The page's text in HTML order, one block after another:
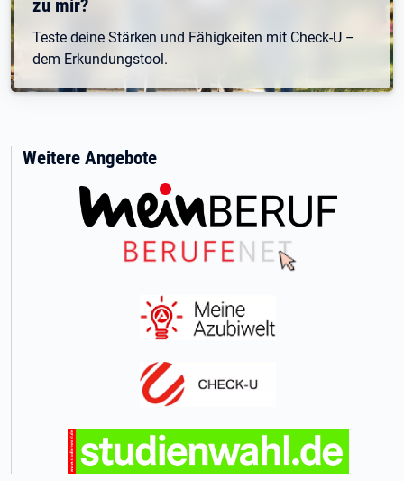
zu mir?
Teste deine Stärken und Fähigkeiten mit Check-U –
dem Erkundungstool.
Weitere Angebote